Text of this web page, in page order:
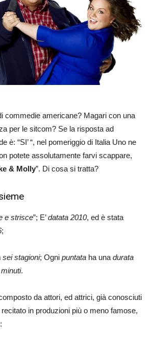
commedie americane? Magari con una
per le sitcom? Se la risposta ad
è: “SI’ “, nel pomeriggio di Italia Uno ne
potete assolutamente farvi scappare,
& Molly”. Di cosa si tratta?
e strisce”; E’datata 2010, ed è stata
;
sei stagioni; Ogni puntata ha una durata
.
da attori, ed attrici, già conosciuti
in produzioni più o meno famose,